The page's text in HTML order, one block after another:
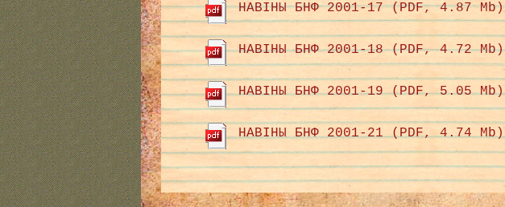
НАВІНЫ БНФ 2001-17 (PDF, 4.87 Mb)
НАВІНЫ БНФ 2001-18 (PDF, 4.72 Mb)
НАВІНЫ БНФ 2001-19 (PDF, 5.05 Mb)
НАВІНЫ БНФ 2001-21 (PDF, 4.74 Mb)